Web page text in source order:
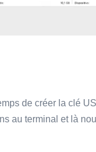
de créer la clé
au terminal et là